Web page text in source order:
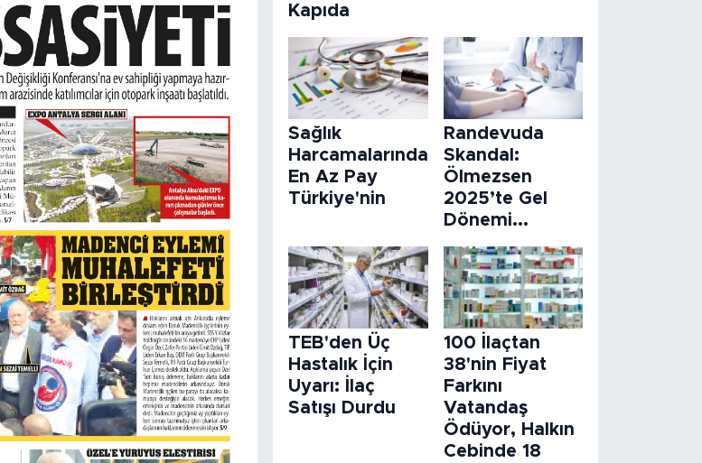
Kapıda
Sağlık
Harcamalarında
En Az Pay
Türkiye'nin
Randevuda
Skandal:
Ölmezsen
2025’te Gel
Dönemi...
TEB'den Üç
Hastalık İçin
Uyarı: İlaç
Satışı Durdu
100 İlaçtan
38'nin Fiyat
Farkını
Vatandaş
Ödüyor, Halkın
Cebinde 18